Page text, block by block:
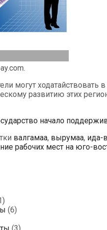
могут
развитию этих
начало
валгамаа, вырумаа, ида-
рабочих мест на юго-
(6)
(3)